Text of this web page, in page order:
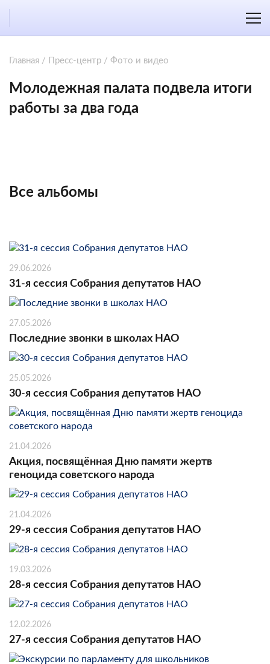
Главная / Пресс-центр / Фото и видео
Молодежная палата подвела итоги
работы за два года
Все альбомы
29.06.2026
31-я сессия Собрания депутатов НАО
27.05.2026
Последние звонки в школах НАО
25.05.2026
30-я сессия Собрания депутатов НАО
21.04.2026
Акция, посвящённая Дню памяти жертв
геноцида советского народа
21.04.2026
29-я сессия Собрания депутатов НАО
19.03.2026
28-я сессия Собрания депутатов НАО
12.02.2026
27-я сессия Собрания депутатов НАО